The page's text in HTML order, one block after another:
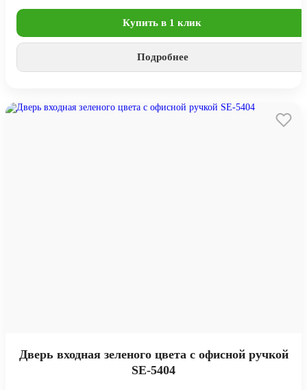
Купить в 1 клик
Подробнее
Дверь входная зеленого цвета с офисной ручкой
SE-5404